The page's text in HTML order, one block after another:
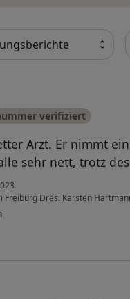
verifiziert
Arzt. Er nimmt
sehr nett, trotz des
Freiburg Dres. Karsten